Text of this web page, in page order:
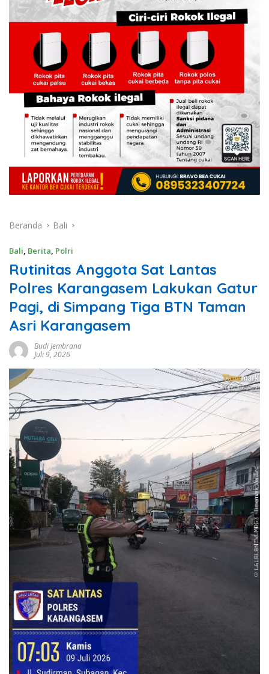
Beranda Bali
Bali, Berita, Polri
Rutinitas Anggota Sat Lantas
Polres Karangasem Lakukan Gatur
Pagi, di Simpang Tiga BTN Taman
Asri Karangasem
Budi Jembrana
Juli 9, 2026